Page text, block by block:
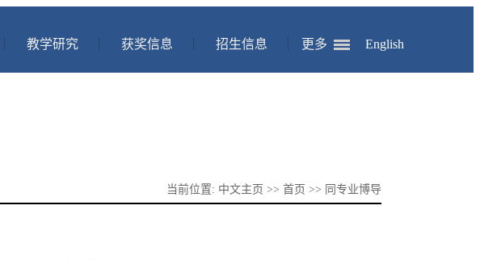
English
教学研究 获奖信息 招生信息 更多
当前位置: 中文主页 >> 首页 >> 同专业博导